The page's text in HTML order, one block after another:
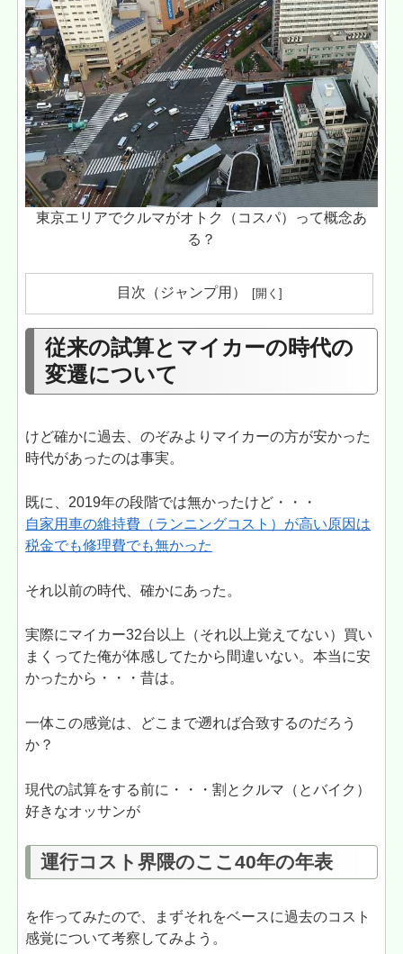
東京エリアでクルマがオトク（コスパ）って概念あ
る？
目次（ジャンプ用）
従来の試算とマイカーの時代の
変遷について
けど確かに過去、のぞみよりマイカーの方が安かった
時代があったのは事実。
既に、2019年の段階では無かったけど・・・
自家用車の維持費（ランニングコスト）が高い原因は
税金でも修理費でも無かった
それ以前の時代、確かにあった。
実際にマイカー32台以上（それ以上覚えてない）買い
まくってた俺が体感してたから間違いない。本当に安
かったから・・・昔は。
一体この感覚は、どこまで遡れば合致するのだろう
か？
現代の試算をする前に・・・割とクルマ（とバイク）
好きなオッサンが
運行コスト界隈のここ40年の年表
を作ってみたので、まずそれをベースに過去のコスト
感覚について考察してみよう。